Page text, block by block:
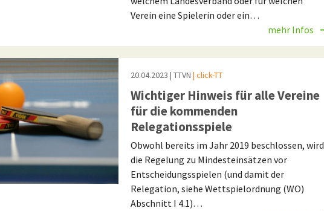
Verein eine Spielerin oder ein…
mehr Infos
20.04.2023 | TTVN | click-TT
Wichtiger Hinweis für alle Vereine
für die kommenden
Relegationsspiele
Obwohl bereits im Jahr 2019 beschlossen, wird
die Regelung zu Mindesteinsätzen vor
Entscheidungsspielen (und damit der
Relegation, siehe Wettspielordnung (WO)
Abschnitt I 4.1)…